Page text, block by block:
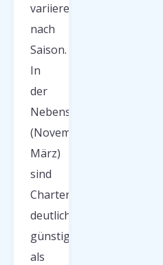
variieren
nach
Saison.
In
der
Nebensaison
(November–
März)
sind
Charterflüge
deutlich
günstiger
als